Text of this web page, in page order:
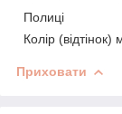
Полиці
Колір (відтінок)
Приховати